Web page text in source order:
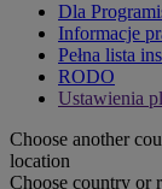
Dla
Informacje
Pełna lista
RODO
Ustawienia
Choose another
location
Choose country or